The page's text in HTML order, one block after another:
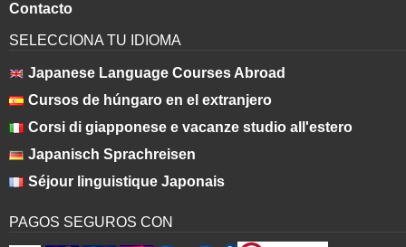
Contacto
SELECCIONA TU IDIOMA
Japanese Language Courses Abroad
Cursos de húngaro en el extranjero
Corsi di giapponese e vacanze studio all'estero
Japanisch Sprachreisen
Séjour linguistique Japonais
PAGOS SEGUROS CON